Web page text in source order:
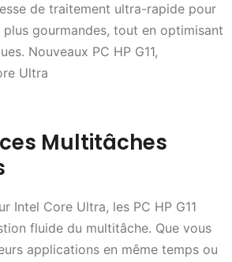
de traitement ultra-rapide pour
gourmandes, tout en optimisant
Nouveaux PC HP G11,
Ultra
Multitâches
Intel Core Ultra, les PC HP G11
fluide du multitâche. Que vous
applications en même temps ou